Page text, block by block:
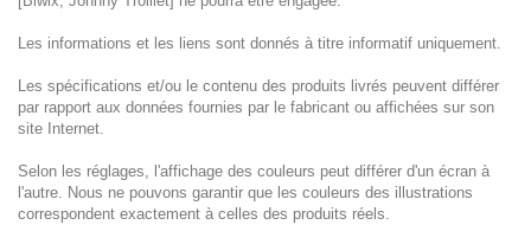
Les informations et les liens sont donnés à titre informatif uniquement.
Les spécifications et/ou le contenu des produits livrés peuvent différer
par rapport aux données fournies par le fabricant ou affichées sur son
site Internet.
Selon les réglages, l'affichage des couleurs peut différer d'un écran à
l'autre. Nous ne pouvons garantir que les couleurs des illustrations
correspondent exactement à celles des produits réels.